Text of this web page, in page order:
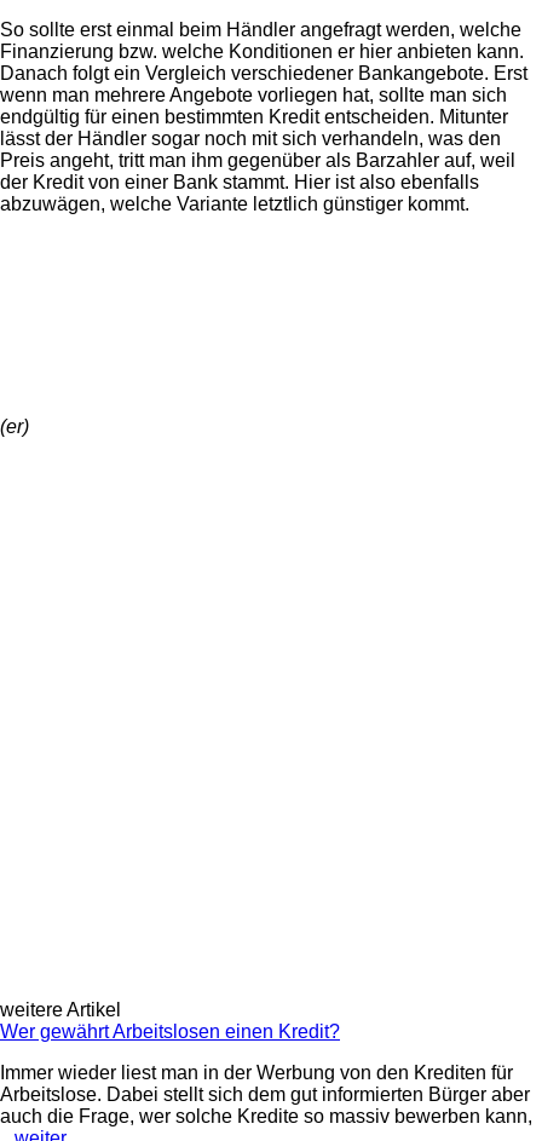
So sollte erst einmal beim Händler angefragt werden, welche
Finanzierung bzw. welche Konditionen er hier anbieten kann.
Danach folgt ein Vergleich verschiedener Bankangebote. Erst
wenn man mehrere Angebote vorliegen hat, sollte man sich
endgültig für einen bestimmten Kredit entscheiden. Mitunter
lässt der Händler sogar noch mit sich verhandeln, was den
Preis angeht, tritt man ihm gegenüber als Barzahler auf, weil
der Kredit von einer Bank stammt. Hier ist also ebenfalls
abzuwägen, welche Variante letztlich günstiger kommt.
(er)
weitere Artikel
Wer gewährt Arbeitslosen einen Kredit?
Immer wieder liest man in der Werbung von den Krediten für
Arbeitslose. Dabei stellt sich dem gut informierten Bürger aber
auch die Frage, wer solche Kredite so massiv bewerben kann,